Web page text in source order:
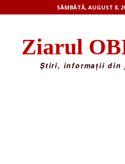
SÂMBĂTĂ, AUGUST 8,
Ziarul
Știri, informații din